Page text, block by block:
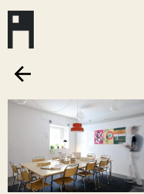
A House
A House Slaktis
A HouseSlussen
A HouseSickla
A HouseHagastaden